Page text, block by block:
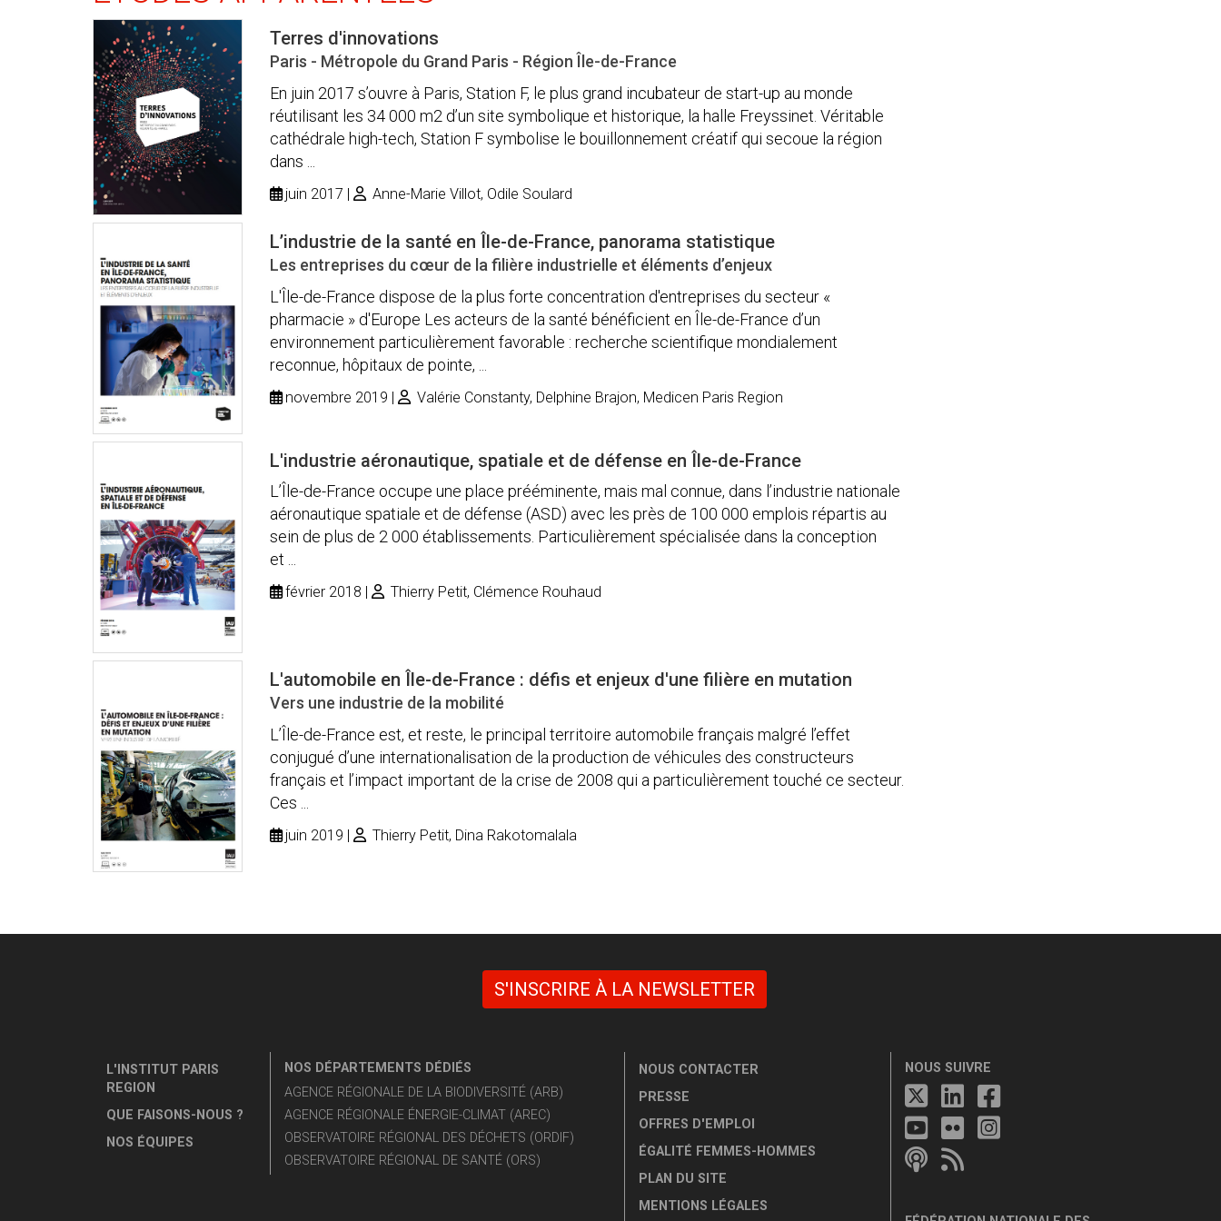
Terres d'innovations
Paris - Métropole du Grand Paris - Région Île-de-France
En juin 2017 s’ouvre à Paris, Station F, le plus grand incubateur de start-up au monde
réutilisant les 34 000 m2 d’un site symbolique et historique, la halle Freyssinet. Véritable
cathédrale high-tech, Station F symbolise le bouillonnement créatif qui secoue la région
dans ...
juin 2017 Anne-Marie Villot, Odile Soulard
L’industrie de la santé en Île-de-France, panorama statistique
Les entreprises du cœur de la filière industrielle et éléments d’enjeux
L'Île-de-France dispose de la plus forte concentration d'entreprises du secteur «
pharmacie » d'Europe Les acteurs de la santé bénéficient en Île-de-France d’un
environnement particulièrement favorable : recherche scientifique mondialement
reconnue, hôpitaux de pointe, ...
novembre 2019 Valérie Constanty, Delphine Brajon, Medicen Paris Region
L'industrie aéronautique, spatiale et de défense en Île-de-France
L’Île-de-France occupe une place prééminente, mais mal connue, dans l’industrie nationale
aéronautique spatiale et de défense (ASD) avec les près de 100 000 emplois répartis au
sein de plus de 2 000 établissements. Particulièrement spécialisée dans la conception
et ...
février 2018 Thierry Petit, Clémence Rouhaud
L'automobile en Île-de-France : défis et enjeux d'une filière en mutation
Vers une industrie de la mobilité
L’Île-de-France est, et reste, le principal territoire automobile français malgré l’effet
conjugué d’une internationalisation de la production de véhicules des constructeurs
français et l’impact important de la crise de 2008 qui a particulièrement touché ce secteur.
Ces ...
juin 2019 Thierry Petit, Dina Rakotomalala
S'INSCRIRE À LA NEWSLETTER
L'INSTITUT PARIS
REGION
QUE FAISONS-NOUS ?
NOS ÉQUIPES
NOS DÉPARTEMENTS DÉDIÉS
AGENCE RÉGIONALE DE LA BIODIVERSITÉ (ARB)
AGENCE RÉGIONALE ÉNERGIE-CLIMAT (AREC)
OBSERVATOIRE RÉGIONAL DES DÉCHETS (ORDIF)
OBSERVATOIRE RÉGIONAL DE SANTÉ (ORS)
NOUS CONTACTER
PRESSE
OFFRES D'EMPLOI
ÉGALITÉ FEMMES-HOMMES
PLAN DU SITE
MENTIONS LÉGALES
NOUS SUIVRE